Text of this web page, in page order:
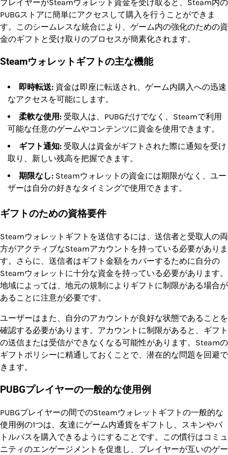
プレイヤーがSteamウォレット資金を受け取ると、Steam内の
PUBGストアに簡単にアクセスして購入を行うことができま
す。このシームレスな統合により、ゲーム内の強化のための資
金のギフトと受け取りのプロセスが簡素化されます。
Steamウォレットギフトの主な機能
即時転送: 資金は即座に転送され、ゲーム内購入への迅速
なアクセスを可能にします。
柔軟な使用: 受取人は、PUBGだけでなく、Steamで利用
可能な任意のゲームやコンテンツに資金を使用できます。
ギフト通知: 受取人は資金がギフトされた際に通知を受け
取り、新しい残高を把握できます。
期限なし: Steamウォレットの資金には期限がなく、ユー
ザーは自分の好きなタイミングで使用できます。
ギフトのための資格要件
Steamウォレットギフトを送信するには、送信者と受取人の両
方がアクティブなSteamアカウントを持っている必要がありま
す。さらに、送信者はギフト金額をカバーするために自分の
Steamウォレットに十分な資金を持っている必要があります。
地域によっては、地元の規制によりギフトに制限がある場合が
あることに注意が必要です。
ユーザーはまた、自分のアカウントが良好な状態であることを
確認する必要があります。アカウントに制限があると、ギフト
の送信または受信ができなくなる可能性があります。Steamの
ギフトポリシーに精通しておくことで、潜在的な問題を回避で
きます。
PUBGプレイヤーの一般的な使用例
PUBGプレイヤーの間でのSteamウォレットギフトの一般的な
使用例の1つは、友達にゲーム内通貨をギフトし、スキンやバ
トルパスを購入できるようにすることです。この慣行はコミュ
ニティのエンゲージメントを促進し、プレイヤーが互いのゲー